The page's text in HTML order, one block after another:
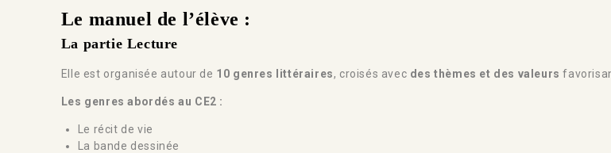
Le manuel de l’élève :
La partie Lecture
Elle est organisée autour de 10 genres littéraires, croisés avec des thèmes et des valeurs
Les genres abordés au CE2 :
Le récit de vie
La bande dessinée